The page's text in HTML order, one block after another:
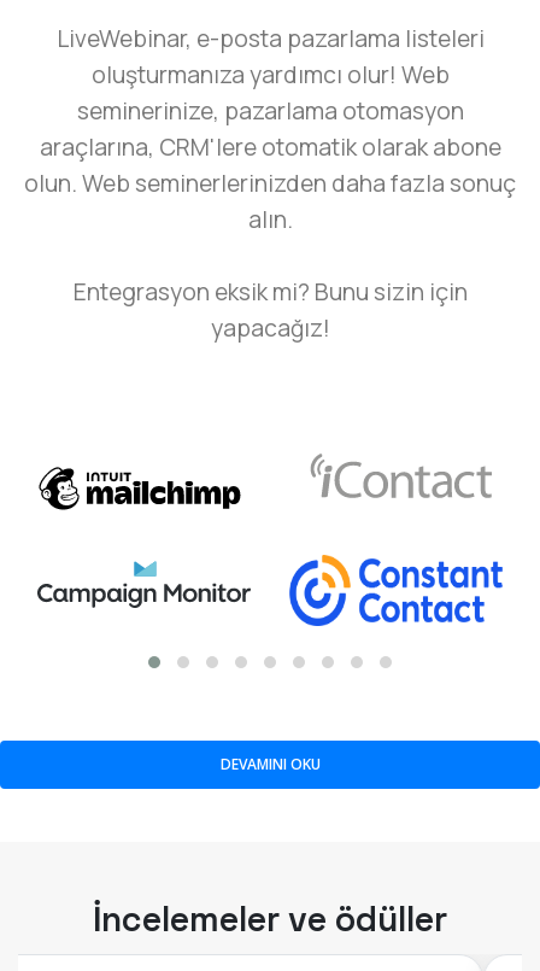
LiveWebinar, e-posta pazarlama listeleri
oluşturmanıza yardımcı olur! Web
seminerinize, pazarlama otomasyon
araçlarına, CRM'lere otomatik olarak abone
olun. Web seminerlerinizden daha fazla sonuç
alın.
Entegrasyon eksik mi? Bunu sizin için
yapacağız!
DEVAMINI OKU
İncelemeler ve ödüller